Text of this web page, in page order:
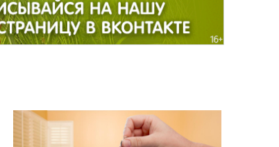
Город